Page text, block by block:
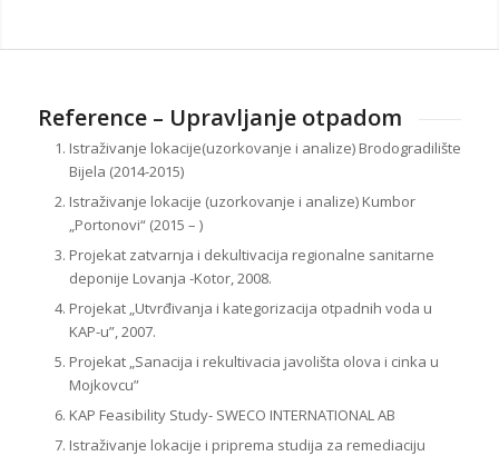
Reference – Upravljanje otpadom
Istraživanje lokacije(uzorkovanje i analize) Brodogradilište
Bijela (2014-2015)
Istraživanje lokacije (uzorkovanje i analize) Kumbor
„Portonovi“ (2015 – )
Projekat zatvarnja i dekultivacija regionalne sanitarne
deponije Lovanja -Kotor, 2008.
Projekat „Utvrđivanja i kategorizacija otpadnih voda u
KAP-u”, 2007.
Projekat „Sanacija i rekultivacia javolišta olova i cinka u
Mojkovcu”
KAP Feasibility Study- SWECO INTERNATIONAL AB
Istraživanje lokacije i priprema studija za remediaciju